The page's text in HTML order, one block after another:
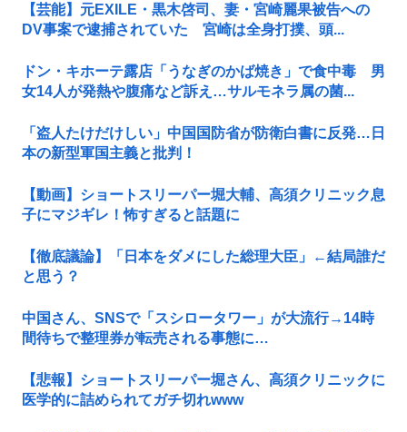
【芸能】元EXILE・黒木啓司、妻・宮崎麗果被告への
DV事案で逮捕されていた 宮崎は全身打撲、頭...
ドン・キホーテ露店「うなぎのかば焼き」で食中毒 男
女14人が発熱や腹痛など訴え…サルモネラ属の菌...
「盗人たけだけしい」中国国防省が防衛白書に反発…日
本の新型軍国主義と批判！
【動画】ショートスリーパー堀大輔、高須クリニック息
子にマジギレ！怖すぎると話題に
【徹底議論】「日本をダメにした総理大臣」←結局誰だ
と思う？
中国さん、SNSで「スシロータワー」が大流行→14時
間待ちで整理券が転売される事態に…
【悲報】ショートスリーパー堀さん、高須クリニックに
医学的に詰められてガチ切れwww